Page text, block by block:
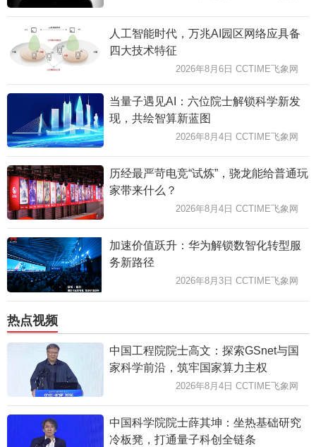
人工智能时代，万兆AI园区网络应具备
四大技术特征
2026年8月6日 CCTIME飞象网
当量子遇见AI：六位院士解锁科学新发
现，共绘智算新蓝图
2026年8月4日 CCTIME飞象网
历经最严苛电竞“试炼”，骁龙能给普通玩
家带来什么？
2026年8月4日 CCTIME飞象网
加速价值跃升：华为解锁数智化转型服
务新路径
2026年8月3日 CCTIME飞象网
热点视频
中国工程院院士高文：探索GSnet与国
家科学前沿，筑牢国家算力主权
2026年8月4日 CCTIME飞象网
中国科学院院士薛其坤：坐热基础研究
冷板凳，打通量子科创全链条